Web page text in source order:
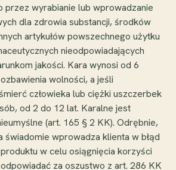
przez wyrabianie lub wprowadzanie
dla zdrowia substancji, środków
artykułów powszechnego użytku
nieodpowiadających
jakości. Kara wynosi od 6
wolności, a jeśli
człowieka lub ciężki uszczerbek
od 2 do 12 lat. Karalne jest
(art. 165 § 2 KK). Odrębnie,
wprowadza klienta w błąd
w celu osiągnięcia korzyści
za oszustwo z art. 286 KK